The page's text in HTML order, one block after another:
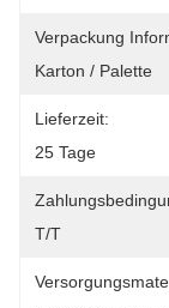
Verpackung
Karton / Palette
Lieferzeit:
25 Tage
T/T